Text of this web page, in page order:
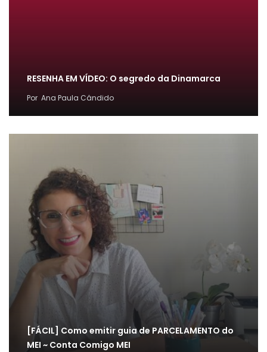
RESENHA EM VÍDEO: O segredo da Dinamarca
Por Ana Paula Cândido
[FÁCIL] Como emitir guia de PARCELAMENTO do
MEI ~ Conta Comigo MEI